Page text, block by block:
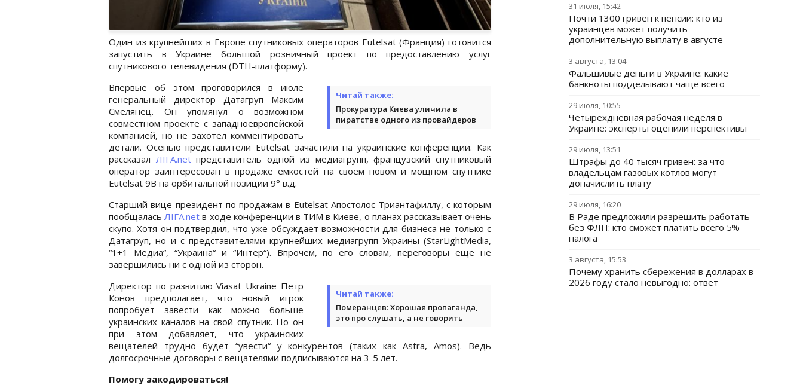
Один из крупнейших в Европе спутниковых операторов Eutelsat (Франция) готовится
запустить в Украине большой розничный проект по предоставлению услуг
спутникового телевидения (DTH-платформу).
Читай также:
Прокуратура Киева уличила в
пиратстве одного из провайдеров
Впервые об этом проговорился в июле
генеральный директор Датагруп Максим
Смелянец. Он упомянул о возможном
совместном проекте с западноевропейской
компанией, но не захотел комментировать
детали. Осенью представители Eutelsat зачастили на украинские конференции. Как
рассказал ЛІГА.netпредставитель одной из медиагрупп, французский спутниковый
оператор заинтересован в продаже емкостей на своем новом и мощном спутнике
Eutelsat 9B на орбитальной позиции 9° в.д.
Старший вице-президент по продажам в Eutelsat Апостолос Триантафиллу, с которым
пообщалась ЛІГА.net в ходе конференции в ТИМ в Киеве, о планах рассказывает очень
скупо. Хотя он подтвердил, что уже обсуждает возможности для бизнеса не только с
Датагруп, но и с представителями крупнейших медиагрупп Украины (StarLightMedia,
“1+1 Медиа“, “Украина“ и “Интер“). Впрочем, по его словам, переговоры еще не
завершились ни с одной из сторон.
Читай также:
Померанцев: Хорошая пропаганда,
это про слушать, а не говорить
Директор по развитию Viasat Ukraine Петр
Конов предполагает, что новый игрок
попробует завести как можно больше
украинских каналов на свой спутник. Но он
при этом добавляет, что украинских
вещателей трудно будет “увести“ у конкурентов (таких как Astra, Amos). Ведь
долгосрочные договоры с вещателями подписываются на 3-5 лет.
Помогу закодироваться!
31 июля, 15:42
Почти 1300 гривен к пенсии: кто из
украинцев может получить
дополнительную выплату в августе
3 августа, 13:04
Фальшивые деньги в Украине: какие
банкноты подделывают чаще всего
29 июля, 10:55
Четырехдневная рабочая неделя в
Украине: эксперты оценили перспективы
29 июля, 13:51
Штрафы до 40 тысяч гривен: за что
владельцам газовых котлов могут
доначислить плату
29 июля, 16:20
В Раде предложили разрешить работать
без ФЛП: кто сможет платить всего 5%
налога
3 августа, 15:53
Почему хранить сбережения в долларах в
2026 году стало невыгодно: ответ